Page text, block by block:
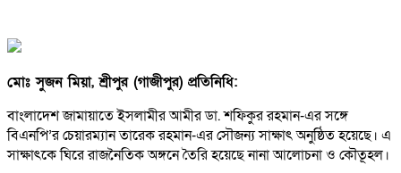
মোঃ সুজন মিয়া, শ্রীপুর (গাজীপুর) প্রতিনিধি:
বাংলাদেশ জামায়াতে ইসলামীর আমীর ডা. শফিকুর রহমান-এর সঙ্গে
বিএনপি’র চেয়ারম্যান তারেক রহমান-এর সৌজন্য সাক্ষাৎ অনুষ্ঠিত হয়েছে। এ
সাক্ষাৎকে ঘিরে রাজনৈতিক অঙ্গনে তৈরি হয়েছে নানা আলোচনা ও কৌতূহল।